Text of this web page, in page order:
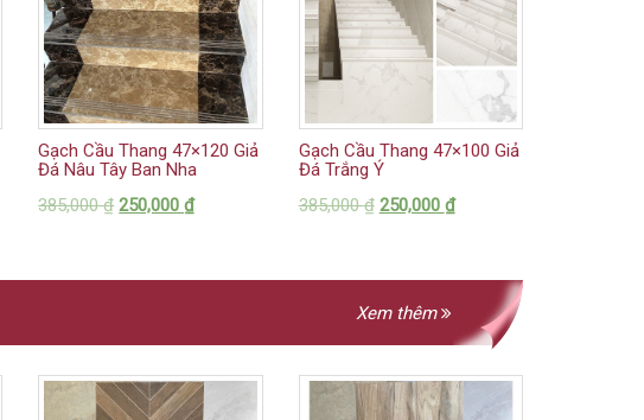
Gạch Cầu Thang 47×120 Giả
Đá Nâu Tây Ban Nha
385,000₫ 250,000₫
Gạch Cầu Thang 47×100 Giả
Đá Trắng Ý
385,000₫ 250,000 ₫
Xem thêm